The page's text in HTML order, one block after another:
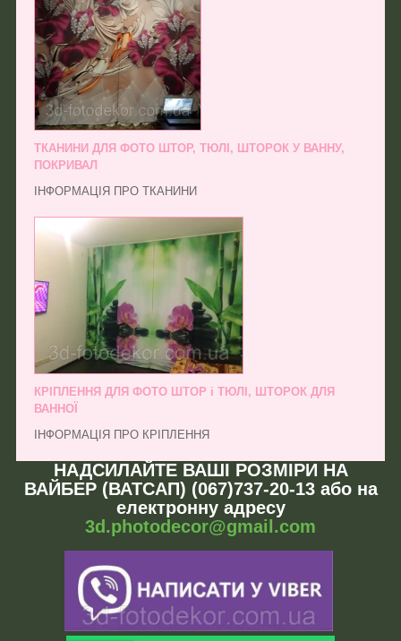
ТКАНИНИ ДЛЯ ФОТО ШТОР, ТЮЛІ, ШТОРОК У ВАННУ,
ПОКРИВАЛ
ІНФОРМАЦІЯ ПРО ТКАНИНИ
КРІПЛЕННЯ ДЛЯ ФОТО ШТОР і ТЮЛІ, ШТОРОК ДЛЯ
ВАННОЇ
ІНФОРМАЦІЯ ПРО КРІПЛЕННЯ
НАДСИЛАЙТЕ ВАШІ РОЗМІРИ НА
ВАЙБЕР (ВАТСАП) (067)737-20-13 або на
електронну адресу
3d.photodecor@gmail.com